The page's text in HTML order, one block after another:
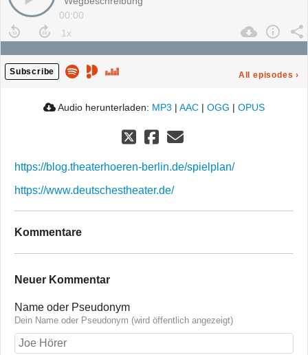
00:00
Subscribe All episodes ›
Audio herunterladen: MP3 | AAC | OGG | OPUS
https://blog.theaterhoeren-berlin.de/spielplan/
https://www.deutschestheater.de/
Kommentare
Neuer Kommentar
Name oder Pseudonym
Dein Name oder Pseudonym (wird öffentlich angezeigt)